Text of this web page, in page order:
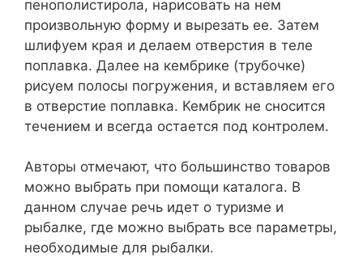
пенополистирола, нарисовать на нем
произвольную форму и вырезать ее. Затем
шлифуем края и делаем отверстия в теле
поплавка. Далее на кембрике (трубочке)
рисуем полосы погружения, и вставляем его
в отверстие поплавка. Кембрик не сносится
течением и всегда остается под контролем.
Авторы отмечают, что большинство товаров
можно выбрать при помощи каталога. В
данном случае речь идет о туризме и
рыбалке, где можно выбрать все параметры,
необходимые для рыбалки.